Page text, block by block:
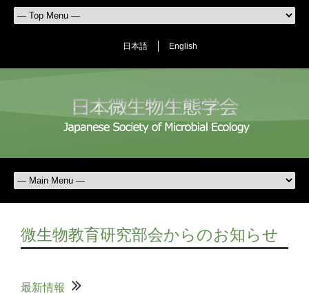
日本語 English
微生物教育研究部会からのお知らせ
最新情報